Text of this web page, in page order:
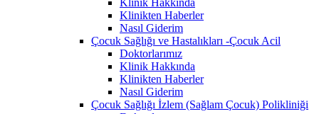
Klinikten Haberler
Nasıl Giderim
Çocuk Sağlığı ve Hastalıkları -Çocuk Acil
Doktorlarımız
Klinik Hakkında
Klinikten Haberler
Nasıl Giderim
Çocuk Sağlığı İzlem (Sağlam Çocuk) Polikliniği